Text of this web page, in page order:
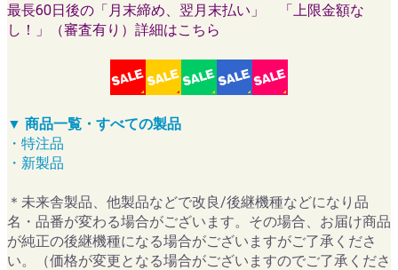
最長60日後の「月末締め、翌月末払い」 「上限金額な
し！」（審査有り）詳細はこちら
▼ 商品一覧・すべての製品
・特注品
・新製品
＊未来舎製品、他製品などで改良/後継機種などになり品
名・品番が変わる場合がございます。その場合、お届け商品
が純正の後継機種になる場合がございますがご了承くださ
い。（価格が変更となる場合がございますのでご了承くださ